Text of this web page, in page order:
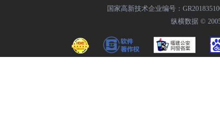
国家高新技术企业编号：
纵横数据 ©